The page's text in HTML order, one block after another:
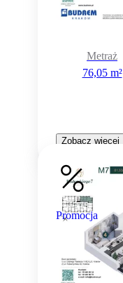
Metraż
76,05 m²
Zobacz więcej
Promocja